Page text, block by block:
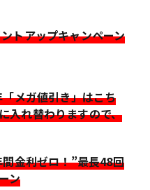
トアップキャンペーン
メガ値引き」はこち
入れ替わりますので、
金利ゼロ！”最長48回
ン